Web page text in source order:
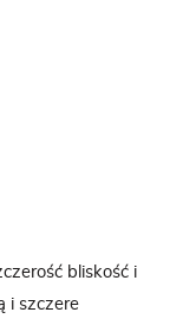
bliskość i
i szczere